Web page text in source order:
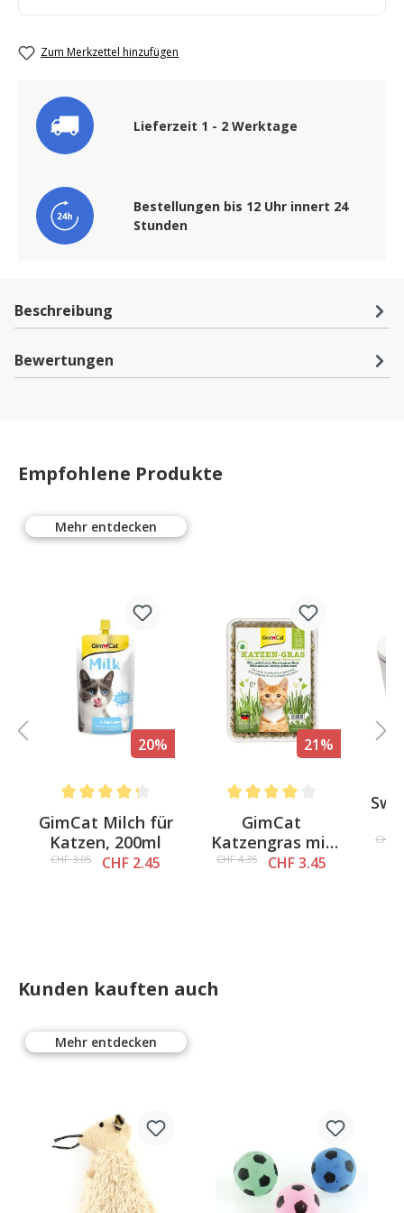
Zum Merkzettel hinzufügen
Lieferzeit 1 - 2 Werktage
Bestellungen bis 12 Uhr innert 24
Stunden
Beschreibung
Bewertungen
Empfohlene Produkte
Mehr entdecken
20%
Average rating of 4.3 out of 5 stars
GimCat Milch für
Katzen, 200ml
CHF 3.05 CHF 2.45
21%
Average rating of 4 out of 5
GimCat
Katzengras mit
natürlicher
CHF 4.35 CHF 3.45
CHF
Kunden kauften auch
Mehr entdecken